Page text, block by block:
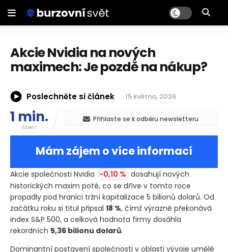
Akcie Nvidia na nových
maximech: Je pozdě na nákup?
Poslechněte si článek 15 května, 2026
1 min.
čtení
Přihlaste se k odběru newsletteru
Mám zájem o více informací
Akcie společnosti Nvidia -0,10 % dosahují nových
historických maxim poté, co se dříve v tomto roce
propadly pod hranici tržní kapitalizace 5 bilionů dolarů. Od
začátku roku si titul připsal 18 %, čímž výrazně překonává
index S&P 500, a celková hodnota firmy dosáhla
rekordních 5,36 bilionu dolarů.
Dominantní postavení společnosti v oblasti vývoje umělé